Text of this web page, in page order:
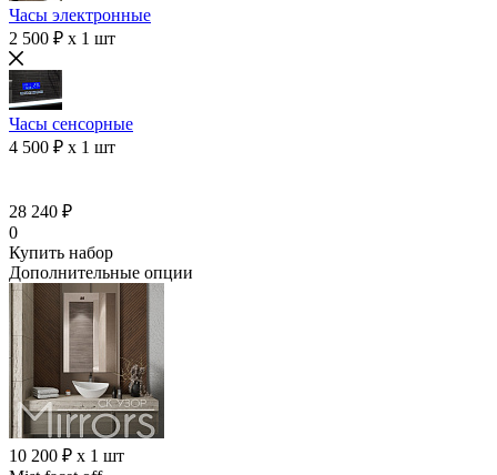
Часы электронные
2 500 ₽ x 1 шт
Часы сенсорные
4 500 ₽ x 1 шт
28 240 ₽
0
Купить набор
Дополнительные опции
10 200 ₽ x 1 шт